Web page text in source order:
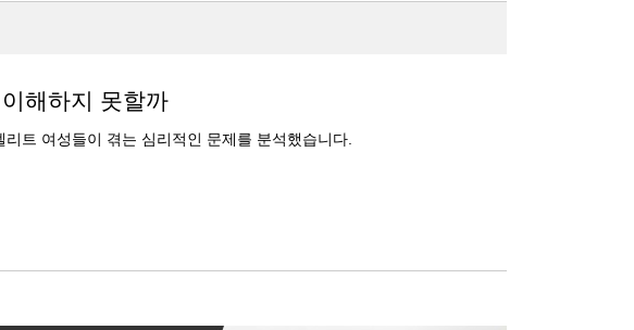
해하지 못할까
트 여성들이 겪는 심리적인 문제를 분석했습니다.